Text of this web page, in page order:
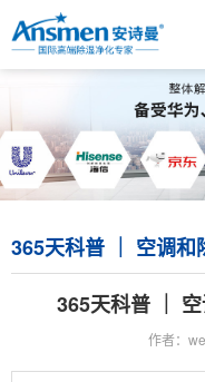
365天科普 ｜ 空调
365天科普 ｜
作者：